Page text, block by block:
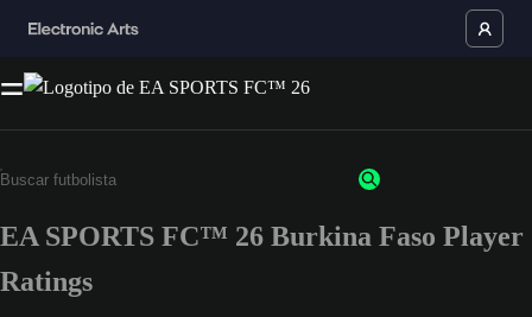
EA SPORTS FC™ 26 Burkina Faso Player
Ratings